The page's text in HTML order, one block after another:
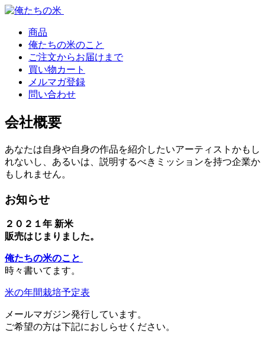
Skip
navigation
Skip
content商品
俺たちの米のこと
ご注文からお届けまで
買い物カート
メルマガ登録
問い合わせ
会社概要
あなたは自身や自身の作品を紹介したいアーティストかもし
れないし、あるいは、説明するべきミッションを持つ企業か
もしれません。
お知らせ
２０２１年 新米
販売はじまりました。
俺たちの米のこと
時々書いてます。
米の年間栽培予定表
メールマガジン発行しています。
ご希望の方は下記におしらせください。